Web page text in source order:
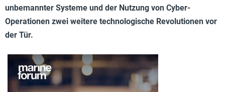
unbemannter Systeme und der Nutzung von Cyber-
Operationen zwei weitere technologische Revolutionen vor
der Tür.